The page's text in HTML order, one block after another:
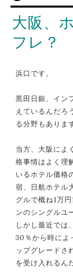
大阪、
フレ？
浜口です。
黒田日銀、イン
えているんだろ
る分野もありま
当方、大阪によ
格事情はよく理
いるホテル価格
宿、日航ホテル
グルで概ね1万
ンのシングルユ
しかし最近では
30％から時によ
ップグレードさ
を受け入れるん